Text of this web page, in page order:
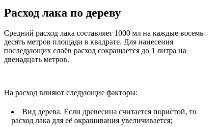
Расход лака по дереву
Средний расход лака составляет 1000 мл на каждые восемь-
десять метров площади в квадрате. Для нанесения
последующих слоёв расход сокращается до 1 литра на
двенадцать метров.
На расход влияют следующие факторы:
Вид дерева. Если древесина считается пористой, то
расход лака для её окрашивания увеличивается;